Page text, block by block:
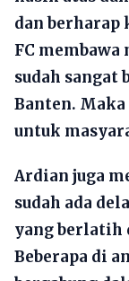
dan berharap
FC
sudah sangat
Banten.
untuk
Ardian juga
sudah ada
yang berlatih
Beberapa di